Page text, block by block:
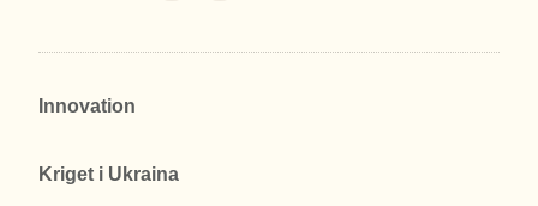
Innovation
Kriget i Ukraina